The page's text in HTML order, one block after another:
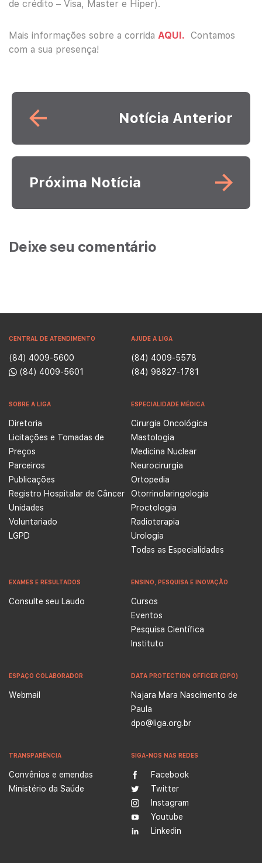
de crédito – Visa, Master e Hiper).
Mais informações sobre a corrida AQUI. Contamos
com a sua presença!
Leia mais
Notícia Anterior
Leia mais
Próxima Notícia
Deixe seu comentário
CENTRAL DE ATENDIMENTO
(84) 4009-5600
(84) 4009-5601
AJUDE A LIGA
(84) 4009-5578
(84) 98827-1781
SOBRE A LIGA
Diretoria
Licitações e Tomadas de
Preços
Parceiros
Publicações
Registro Hospitalar de Câncer
Unidades
Voluntariado
LGPD
ESPECIALIDADE MÉDICA
Cirurgia Oncológica
Mastologia
Medicina Nuclear
Neurocirurgia
Ortopedia
Otorrinolaringologia
Proctologia
Radioterapia
Urologia
Todas as Especialidades
EXAMES E RESULTADOS
Consulte seu Laudo
ENSINO, PESQUISA E INOVAÇÃO
Cursos
Eventos
Pesquisa Científica
Instituto
ESPAÇO COLABORADOR
Webmail
DATA PROTECTION OFFICER (DPO)
Najara Mara Nascimento de
Paula
dpo@liga.org.br
TRANSPARÊNCIA
Convênios e emendas
Ministério da Saúde
SIGA-NOS NAS REDES
Facebook
Twitter
Instagram
Youtube
Linkedin